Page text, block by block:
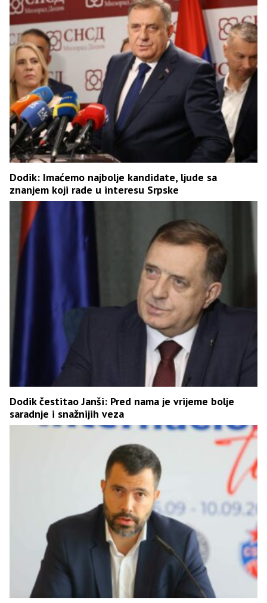
Dodik: Imaćemo najbolje kandidate, ljude sa
znanjem koji rade u interesu Srpske
Dodik čestitao Janši: Pred nama je vrijeme bolje
saradnje i snažnijih veza